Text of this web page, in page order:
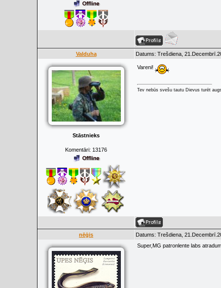
Valduha Datums: Trešdiena,
Stāstnieks
Komentāri: 13176
Vareni!
Tev nebūs svešu tautu Dievus turēt
nēģis Datums: Trešdiena,
Super,MG patronlente labs